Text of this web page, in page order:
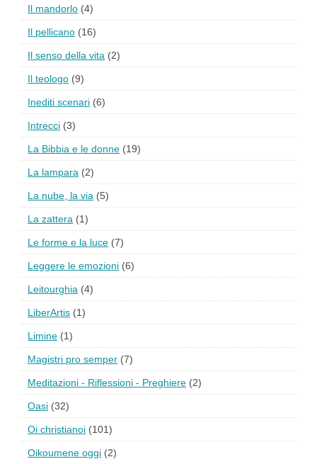
Il mandorlo (4)
Il pellicano (16)
Il senso della vita (2)
Il teologo (9)
Inediti scenari (6)
Intrecci (3)
La Bibbia e le donne (19)
La lampara (2)
La nube, la via (5)
La zattera (1)
Le forme e la luce (7)
Leggere le emozioni (6)
Leitourghia (4)
LiberArtis (1)
Limine (1)
Magistri pro semper (7)
Meditazioni - Riflessioni - Preghiere (2)
Oasi (32)
Oi christianoi (101)
Oikoumene oggi (2)